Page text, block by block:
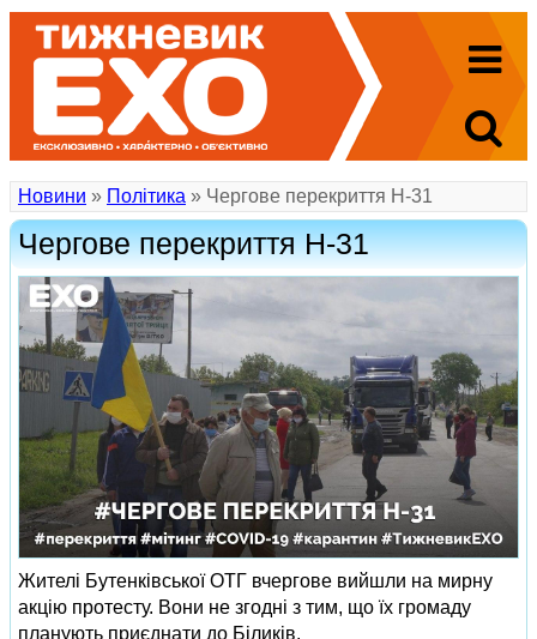
Новини » Політика » Чергове перекриття Н-31
Чергове перекриття Н-31
Жителі Бутенківської ОТГ вчергове вийшли на мирну
акцію протесту. Вони не згодні з тим, що їх громаду
планують приєднати до Біликів.